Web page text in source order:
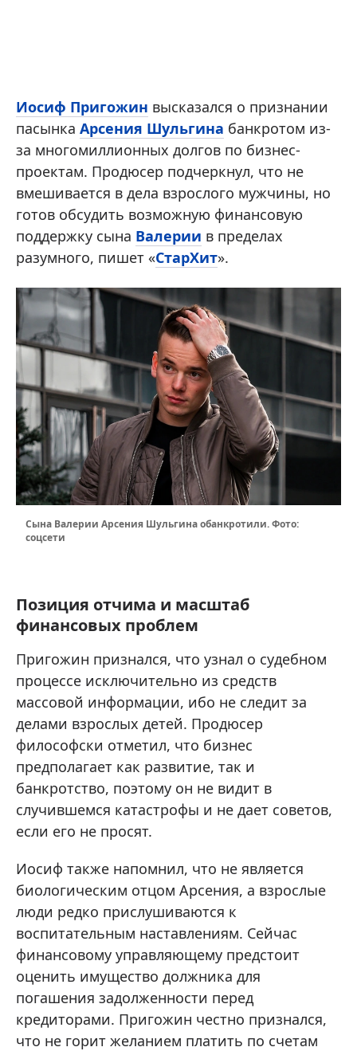
Иосиф Пригожин высказался о признании
пасынка Арсения Шульгина банкротом из-
за многомиллионных долгов по бизнес-
проектам. Продюсер подчеркнул, что не
вмешивается в дела взрослого мужчины, но
готов обсудить возможную финансовую
поддержку сына Валерии в пределах
разумного, пишет «СтарХит».
Сына Валерии Арсения Шульгина обанкротили. Фото:
соцсети
Позиция отчима и масштаб
финансовых проблем
Пригожин признался, что узнал о судебном
процессе исключительно из средств
массовой информации, ибо не следит за
делами взрослых детей. Продюсер
философски отметил, что бизнес
предполагает как развитие, так и
банкротство, поэтому он не видит в
случившемся катастрофы и не дает советов,
если его не просят.
Иосиф также напомнил, что не является
биологическим отцом Арсения, а взрослые
люди редко прислушиваются к
воспитательным наставлениям. Сейчас
финансовому управляющему предстоит
оценить имущество должника для
погашения задолженности перед
кредиторами. Пригожин честно признался,
что не горит желанием платить по счетам